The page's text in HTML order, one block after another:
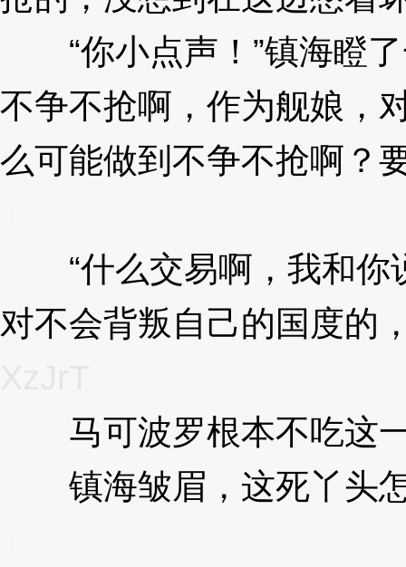
“你小点声！”镇海瞪了
不争不抢啊，作为舰娘，
么可能做到不争不抢啊？
“什么交易啊，我和你
对不会背叛自己的国度的
马可波罗根本不吃这
镇海皱眉，这死丫头怎